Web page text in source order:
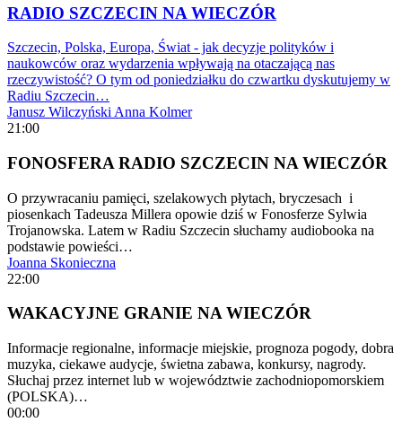
RADIO SZCZECIN NA WIECZÓR
Szczecin, Polska, Europa, Świat - jak decyzje polityków i
naukowców oraz wydarzenia wpływają na otaczającą nas
rzeczywistość? O tym od poniedziałku do czwartku dyskutujemy w
Radiu Szczecin…
Janusz Wilczyński Anna Kolmer
21:00
FONOSFERA RADIO SZCZECIN NA WIECZÓR
O przywracaniu pamięci, szelakowych płytach, bryczesach i
piosenkach Tadeusza Millera opowie dziś w Fonosferze Sylwia
Trojanowska. Latem w Radiu Szczecin słuchamy audiobooka na
podstawie powieści…
Joanna Skonieczna
22:00
WAKACYJNE GRANIE NA WIECZÓR
Informacje regionalne, informacje miejskie, prognoza pogody, dobra
muzyka, ciekawe audycje, świetna zabawa, konkursy, nagrody.
Słuchaj przez internet lub w województwie zachodniopomorskiem
(POLSKA)…
00:00